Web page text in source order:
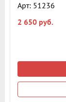
Арт: 51236
2 650 руб.